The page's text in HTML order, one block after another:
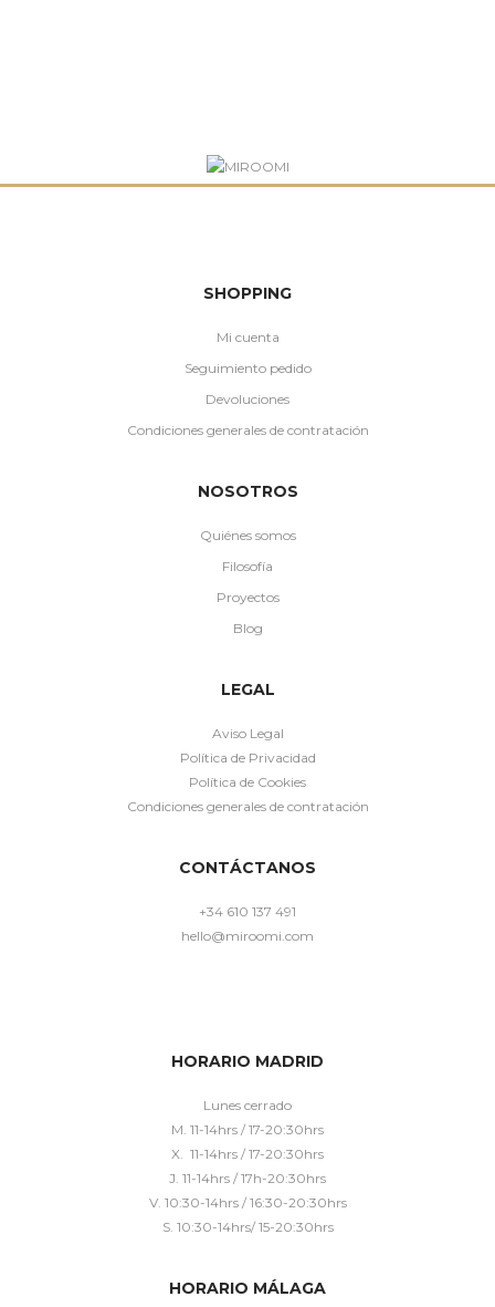
SHOPPING
Mi cuenta
Seguimiento pedido
Devoluciones
Condiciones generales de contratación
NOSOTROS
Quiénes somos
Filosofía
Proyectos
Blog
LEGAL
Aviso Legal
Política de Privacidad
Política de Cookies
Condiciones generales de contratación
CONTÁCTANOS
+34 610 137 491
hello@miroomi.com
HORARIO MADRID
Lunes cerrado
M. 11-14hrs / 17-20:30hrs
X. 11-14hrs / 17-20:30hrs
J. 11-14hrs / 17h-20:30hrs
V. 10:30-14hrs / 16:30-20:30hrs
S. 10:30-14hrs/ 15-20:30hrs
HORARIO MÁLAGA